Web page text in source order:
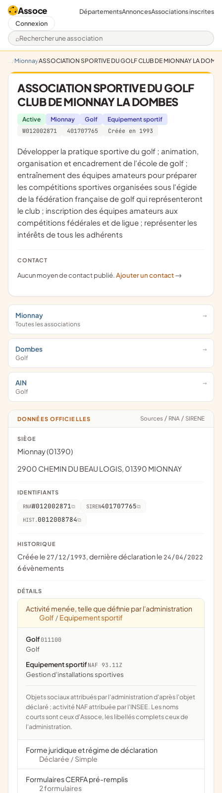
Assoce
Rechercher une association
DépartementsAnnoncesAssociations inscrites
Connexion
MionnayASSOCIATION SPORTIVE DU GOLF CLUB DE MIONNAY LA
ASSOCIATION SPORTIVE DU GOLF
CLUB DE MIONNAY LA DOMBES
Active Mionnay Golf
Equipement sportif
W012002871
401707765 Créée en 1993
développer la pratique sportive du golf ; animation,
organisation et encadrement de l'école de golf ;
entraînement des équipes amateurs pour préparer
les compétitions sportives organisées sous l'égide
de la fédération française de golf qui représenteront
le club ; inscription des équipes amateurs aux
compétitions fédérales et de ligue ; représenter les
intérêts de tous les adhérents
CONTACT
Aucun moyen de contact publié.Ajouter un contact ->
Mionnay
Toutes les associations
Dombes
Golf
AIN
Golf
DONNÉES OFFICIELLES Sources / RNA / SIRENE
SIÈGE
Mionnay (01390)
2900 CHEMIN DU BEAU LOGIS, 01390 MIONNAY
IDENTIFIANTS
RNAW012002871 SIREN401707765
HIST. 0012008784
HISTORIQUE
Créée le 27/12/1993, dernière déclaration le 24/04/2022
6 évènements
DÉTAILS
Activité menée, telle que définie par l'administration
Golf / Equipement sportif
Golf 011100
Golf
Equipement sportif NAF 93.11Z
Gestion d'installations sportives
Objets sociaux attribués par l'administration d'après l'objet
déclaré ; activité NAF attribuée par l'INSEE. Les noms
courts sont ceux d'Assoce, les libellés complets ceux de
l'administration.
Forme juridique et régime de déclaration
Déclarée / Simple
Formulaires CERFA pré-remplis
2 formulaires